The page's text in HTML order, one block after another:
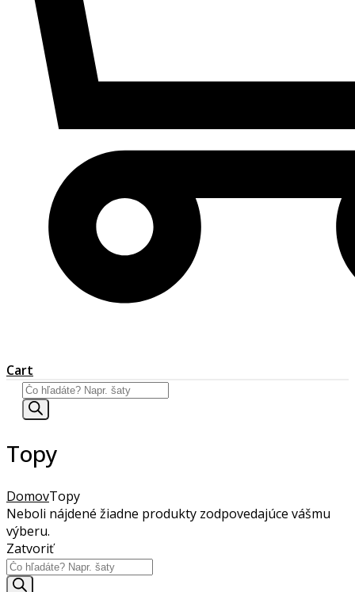
Cart
Products
search
Topy
DomovTopy
Neboli nájdené žiadne produkty zodpovedajúce vášmu
výberu.
Zatvoriť
Products
search